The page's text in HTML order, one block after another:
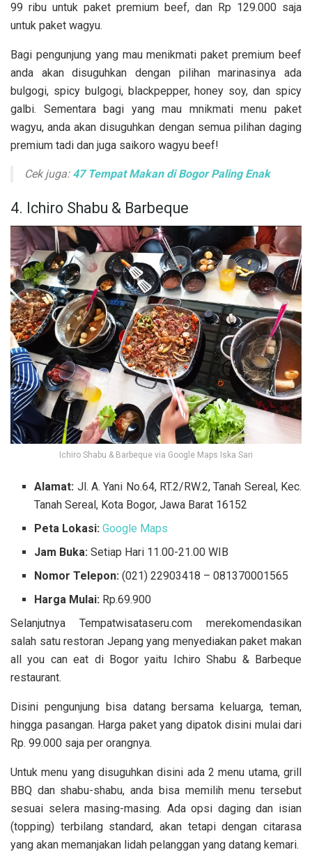
99 ribu untuk paket premium beef, dan Rp 129.000 saja
untuk paket wagyu.
Bagi pengunjung yang mau menikmati paket premium beef
anda akan disuguhkan dengan pilihan marinasinya ada
bulgogi, spicy bulgogi, blackpepper, honey soy, dan spicy
galbi. Sementara bagi yang mau mnikmati menu paket
wagyu, anda akan disuguhkan dengan semua pilihan daging
premium tadi dan juga saikoro wagyu beef!
Cek juga: 47 Tempat Makan di Bogor Paling Enak
4. Ichiro Shabu & Barbeque
Ichiro Shabu & Barbeque via Google Maps Iska Sari
Alamat: Jl. A. Yani No.64, RT.2/RW.2, Tanah Sereal, Kec.
Tanah Sereal, Kota Bogor, Jawa Barat 16152
Peta Lokasi: Google Maps
Jam Buka: Setiap Hari 11.00-21.00 WIB
Nomor Telepon: (021) 22903418 –081370001565
Harga Mulai: Rp.69.900
Selanjutnya Tempatwisataseru.com merekomendasikan
salah satu restoran Jepang yang menyediakan paket makan
all you can eat di Bogor yaitu Ichiro Shabu & Barbeque
restaurant.
Disini pengunjung bisa datang bersama keluarga, teman,
hingga pasangan. Harga paket yang dipatok disini mulai dari
Rp. 99.000 saja per orangnya.
Untuk menu yang disuguhkan disini ada 2menu utama, grill
BBQ dan shabu-shabu, anda bisa memilih menu tersebut
sesuai selera masing-masing. Ada opsi daging dan isian
(topping) terbilang standard, akan tetapi dengan citarasa
yang akan memanjakan lidah pelanggan yang datang kemari.